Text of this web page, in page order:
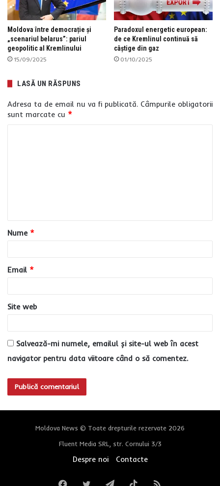
Moldova între democrație și
„scenariul belarus”: pariul
geopolitic al Kremlinului
15/09/2025
Paradoxul energetic european:
de ce Kremlinul continuă să
câștige din gaz
01/10/2025
LASĂ UN RĂSPUNS
Adresa ta de email nu va fi publicată. Câmpurile obligatorii
sunt marcate cu *
a
r
*
Nume *
Email *
Site web
Salvează-mi numele, emailul și site-ul web în acest
navigator pentru data viitoare când o să comentez.
Moldova News © Toate drepturile rezervate 2026
Fluent Media SRL, str. Cornului 3/3
Despre noi Contacte
FacebookTwitterTelegramTikTokRSS